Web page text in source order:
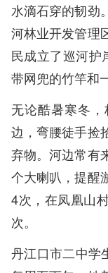
水滴石穿的韧劲
河林业开发管理
民成立了巡河护
带网兜的竹竿和
无论酷暑寒冬
边，弯腰徒手捡
弃物。河边常有
个大喇叭，提醒
4次，在凤凰山
次。
丹江口市二中学